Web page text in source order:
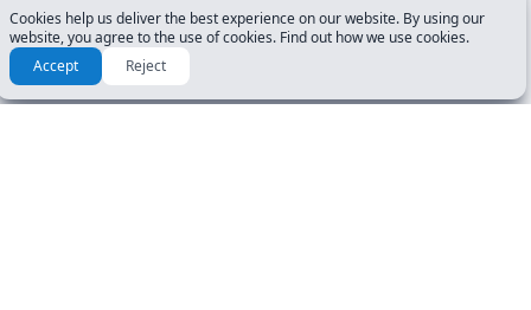
Cookies help us deliver the best experience on our website. By using our
website, you agree to the use of cookies. Find out how we use cookies.
Accept
Reject